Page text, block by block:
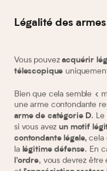
Légalité des
Vous pouvezacquérir
télescopique
Bien que cela semble «
une arme contondante
arme de catégorie D. Le
si vous avezun motif
contondante légale, cela
la légitime défense. En
l’ordre, vous devrez